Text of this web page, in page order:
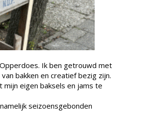
Ik ben getrouwd met
bakken en creatief bezig zijn.
mijn eigen baksels en jams te
seizoensgebonden